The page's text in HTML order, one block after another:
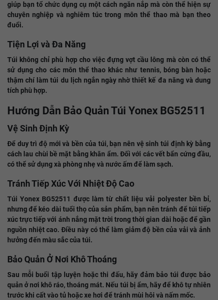
giúp bạn tổ chức dụng cụ một cách ngăn nắp mà còn thể hiện sự
chuyên nghiệp và nghiêm túc trong môn thể thao mà bạn theo
đuổi.
Tiện Lợi và Đa Năng
Túi không chỉ phù hợp cho việc đựng vợt cầu lông mà còn có thể
sử dụng cho các môn thể thao khác như tennis, bóng bàn hoặc
thậm chí làm túi du lịch ngắn ngày nhờ thiết kế đa năng và dung
tích phù hợp.
Hướng Dẫn Bảo Quản Túi Yonex BG52511
Vệ Sinh Định Kỳ
Để duy trì độ mới và bền của túi, bạn nên vệ sinh túi định kỳ bằng
cách lau chùi bề mặt bằng khăn ẩm. Đối với các vết bẩn cứng đầu,
có thể sử dụng xà phòng nhẹ và nước ấm để làm sạch.
Tránh Tiếp Xúc Với Nhiệt Độ Cao
Túi Yonex BG52511 được làm từ chất liệu vải polyester bền bỉ,
nhưng để kéo dài tuổi thọ của sản phẩm, bạn nên tránh để túi tiếp
xúc trực tiếp với ánh nắng mặt trời trong thời gian dài hoặc để gần
nguồn nhiệt cao. Điều này có thể làm giảm độ bền của vải và ảnh
hưởng đến màu sắc của túi.
Bảo Quản Ở Nơi Khô Thoáng
Sau mỗi buổi tập luyện hoặc thi đấu, hãy đảm bảo túi được bảo
quản ở nơi khô ráo, thoáng mát. Nếu túi bị ẩm, hãy để khô tự nhiên
trước khi cất vào tủ hoặc xe hơi để tránh mùi hôi và nấm mốc.